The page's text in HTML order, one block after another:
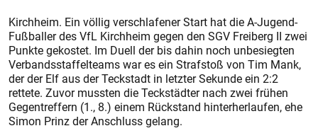
Kirchheim. Ein völlig verschlafener Start hat die A-Jugend-
Fußballer des VfL Kirchheim gegen den SGV Freiberg II zwei
Punkte gekostet. Im Duell der bis dahin noch unbesiegten
Verbandsstaffelteams war es ein Strafstoß von Tim Mank,
der der Elf aus der Teckstadt in letzter Sekunde ein 2:2
rettete. Zuvor mussten die Teckstädter nach zwei frühen
Gegentreffern (1., 8.) einem Rückstand hinterherlaufen, ehe
Simon Prinz der Anschluss gelang.